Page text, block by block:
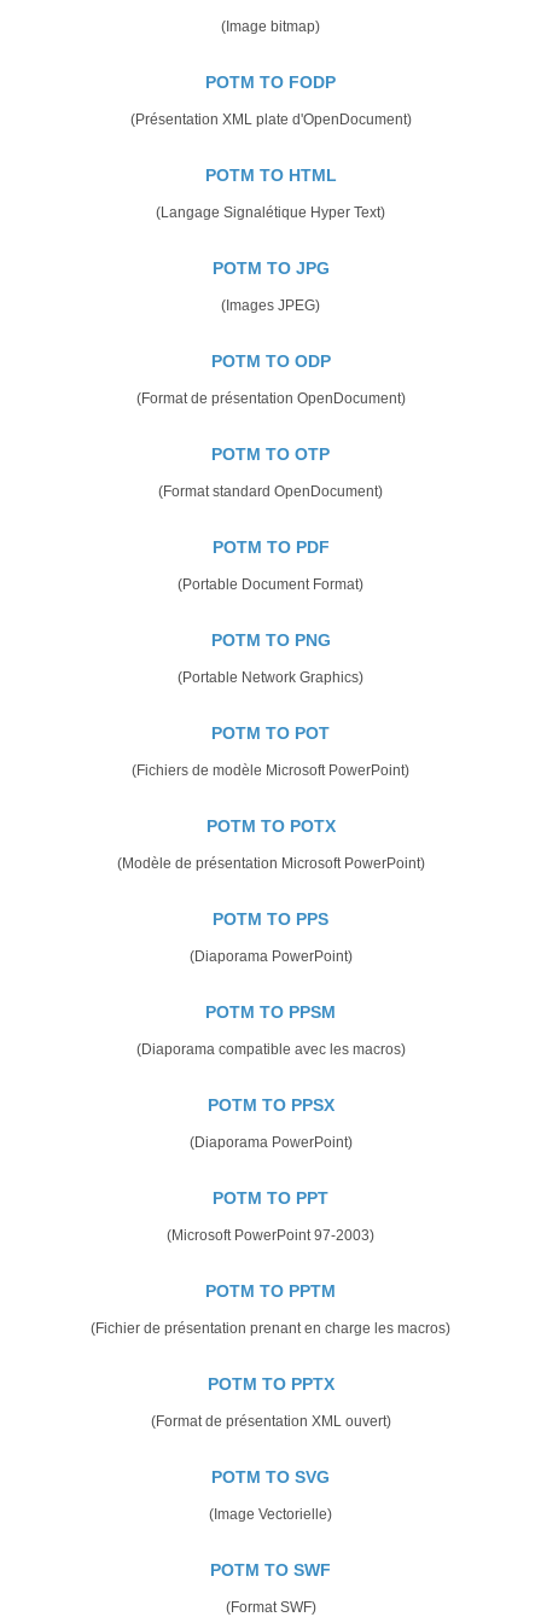
(Image bitmap)
POTM TO FODP
(Présentation XML plate d'OpenDocument)
POTM TO HTML
(Langage Signalétique Hyper Text)
POTM TO JPG
(Images JPEG)
POTM TO ODP
(Format de présentation OpenDocument)
POTM TO OTP
(Format standard OpenDocument)
POTM TO PDF
(Portable Document Format)
POTM TO PNG
(Portable Network Graphics)
POTM TO POT
(Fichiers de modèle Microsoft PowerPoint)
POTM TO POTX
(Modèle de présentation Microsoft PowerPoint)
POTM TO PPS
(Diaporama PowerPoint)
POTM TO PPSM
(Diaporama compatible avec les macros)
POTM TO PPSX
(Diaporama PowerPoint)
POTM TO PPT
(Microsoft PowerPoint 97-2003)
POTM TO PPTM
(Fichier de présentation prenant en charge les macros)
POTM TO PPTX
(Format de présentation XML ouvert)
POTM TO SVG
(Image Vectorielle)
POTM TO SWF
(Format SWF)